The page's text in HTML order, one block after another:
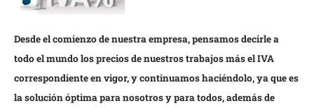
Desde el comienzo de nuestra empresa, pensamos decirle a
todo el mundo los precios de nuestros trabajos más el IVA
correspondiente en vigor, y continuamos haciéndolo, ya que es
la solución óptima para nosotros y para todos, además de